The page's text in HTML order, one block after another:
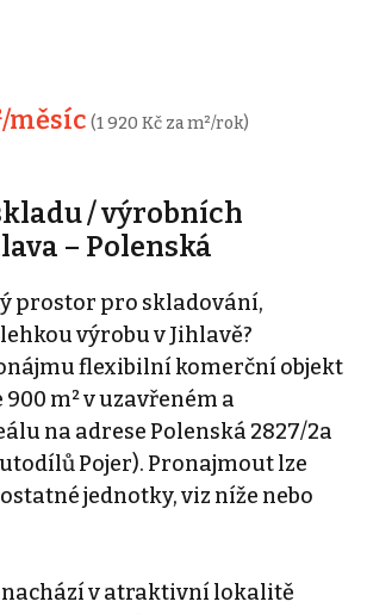
měsíc (1 920 Kč za m²/rok)
/ výrobních
– Polenská
prostor pro skladování,
výrobu v Jihlavě?
flexibilní komerční objekt
m² v uzavřeném a
na adrese Polenská 2827/2a
Pojer). Pronajmout lze
jednotky, viz níže nebo
v atraktivní lokalitě